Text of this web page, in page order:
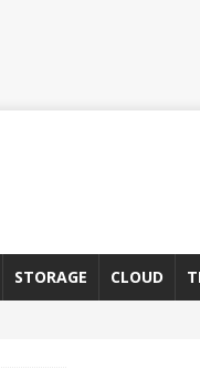
STORAGE CLOUD